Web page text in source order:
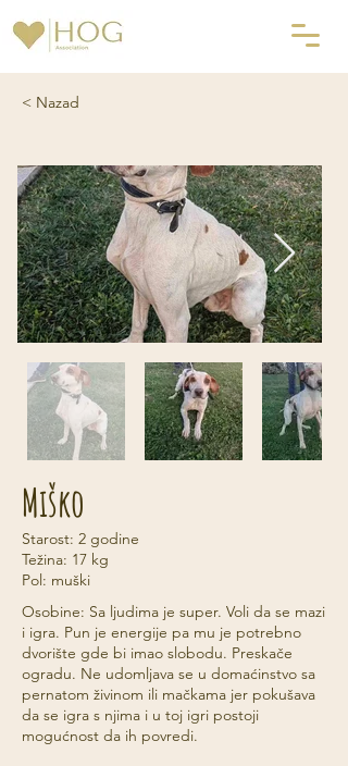
< Nazad
Miško
Starost: 2 godine
Težina: 17 kg
Pol: muški
Osobine: Sa ljudima je super. Voli da se mazi
i igra. Pun je energije pa mu je potrebno
dvorište gde bi imao slobodu. Preskače
ogradu. Ne udomljava se u domaćinstvo sa
pernatom živinom ili mačkama jer pokušava
da se igra s njima i u toj igri postoji
mogućnost da ih povredi.